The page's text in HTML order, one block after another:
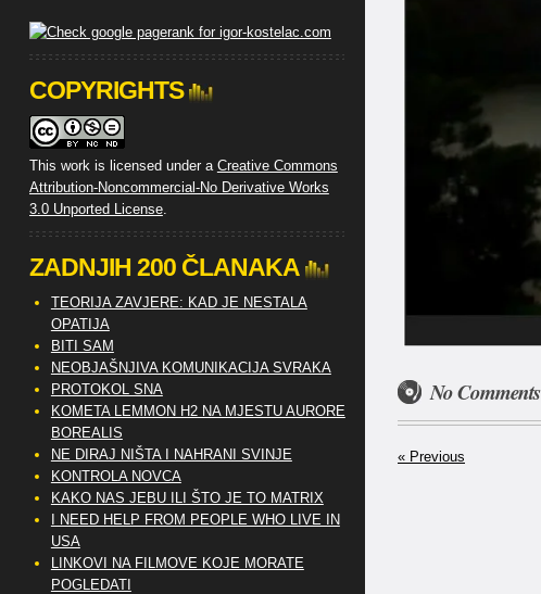
No Comments
« Previous
COPYRIGHTS
This work is licensed under a Creative Commons
Attribution-Noncommercial-No Derivative Works
3.0 Unported License.
ZADNJIH 200 ČLANAKA
TEORIJA ZAVJERE: KAD JE NESTALA
OPATIJA
BITI SAM
NEOBJAŠNJIVA KOMUNIKACIJA SVRAKA
PROTOKOL SNA
KOMETA LEMMON H2 NA MJESTU AURORE
BOREALIS
NE DIRAJ NIŠTA I NAHRANI SVINJE
KONTROLA NOVCA
KAKO NAS JEBU ILI ŠTO JE TO MATRIX
I NEED HELP FROM PEOPLE WHO LIVE IN
USA
LINKOVI NA FILMOVE KOJE MORATE
POGLEDATI